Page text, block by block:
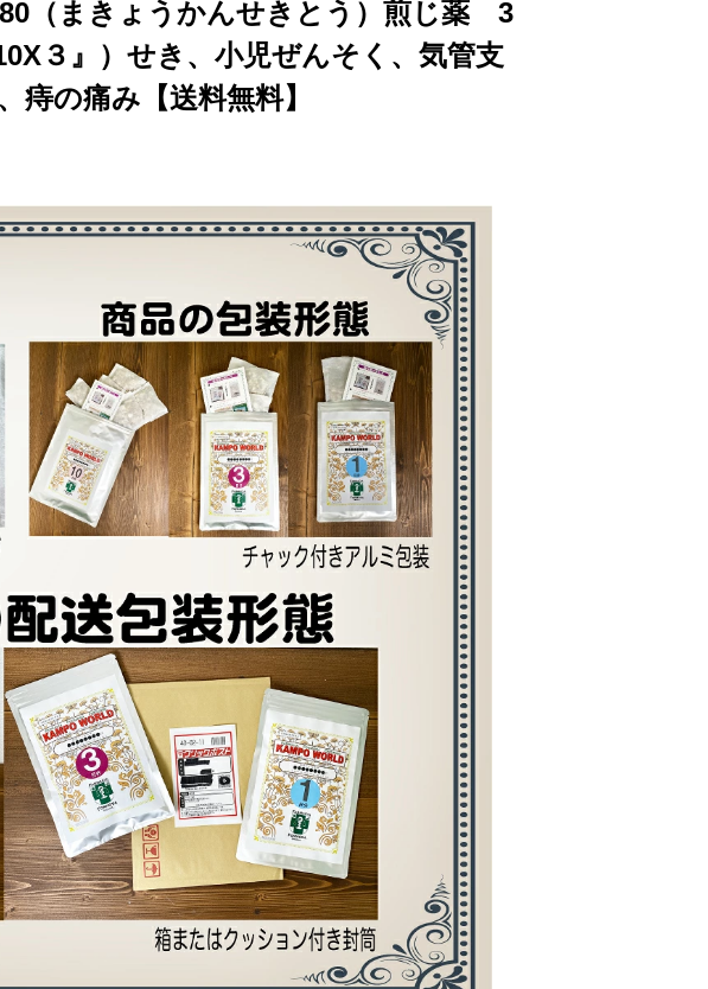
（まきょうかんせきとう）煎じ薬 3
３』）せき、小児ぜんそく、気管支
痔の痛み【送料無料】